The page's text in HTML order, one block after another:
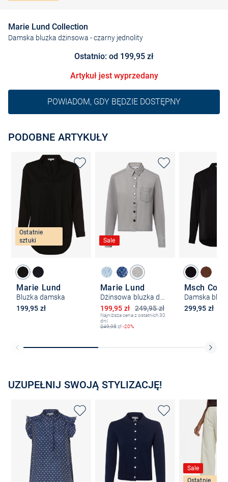
Marie Lund Collection
Damska bluzka dżinsowa - czarny jednolity
Ostatnio: od 199,95 zł
Artykuł jest wyprzedany
POWIADOM, GDY BĘDZIE DOSTĘPNY
PODOBNE ARTYKUŁY
Ostatnie
sztuki
Marie Lund
Bluzka damska
199,95 zł
Sale
Marie Lund
Dżinsowa bluzka damska - Birgit
249,95 zł
Obniżona cena
199,95 zł
Najniższa cena z ostatnich 30
dni:
249,95zł-20%
299,95 zł
UZUPEŁNIJ SWOJĄ STYLIZACJĘ!
Sale
Ostatnie